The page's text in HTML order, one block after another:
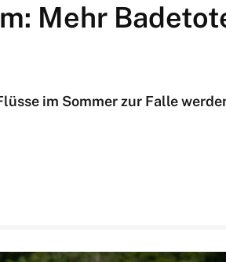
Mehr
im Sommer zur Falle